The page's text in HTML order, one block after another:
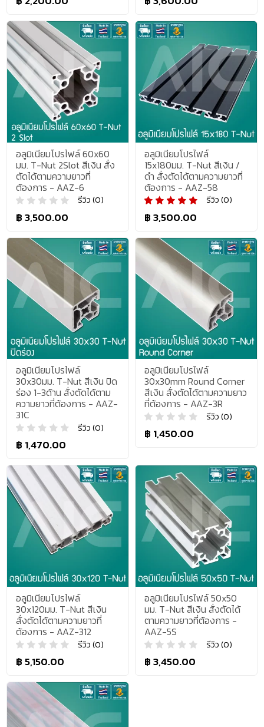
อลูมิเนียมโปรไฟล์ 60x60
มม. T-Nut 2Slot สีเงิน สั่ง
ตัดได้ตามความยาวที่
ต้องการ - AAZ-6
รีวิว (0)
฿ 3,500.00
อลูมิเนียมโปรไฟล์
15x180มม. T-Nut สีเงิน /
ดำ สั่งตัดได้ตามความยาวที่
ต้องการ - AAZ-58
รีวิว (0)
฿ 3,500.00
อลูมิเนียมโปรไฟล์
30x30มม. T-Nut สีเงิน ปิด
ร่อง 1-3ด้าน สั่งตัดได้ตาม
ความยาวที่ต้องการ - AAZ-
31C
รีวิว (0)
฿ 1,470.00
อลูมิเนียมโปรไฟล์
30x30mm Round Corner
สีเงิน สั่งตัดได้ตามความยาว
ที่ต้องการ - AAZ-3R
รีวิว (0)
฿ 1,450.00
อลูมิเนียมโปรไฟล์
30x120มม. T-Nut สีเงิน
สั่งตัดได้ตามความยาวที่
ต้องการ - AAZ-312
รีวิว (0)
฿ 5,150.00
อลูมิเนียมโปรไฟล์ 50x50
มม. T-Nut สีเงิน สั่งตัดได้
ตามความยาวที่ต้องการ -
AAZ-5S
รีวิว (0)
฿ 3,450.00